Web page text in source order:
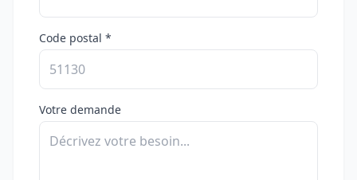
Code postal *
Votre demande